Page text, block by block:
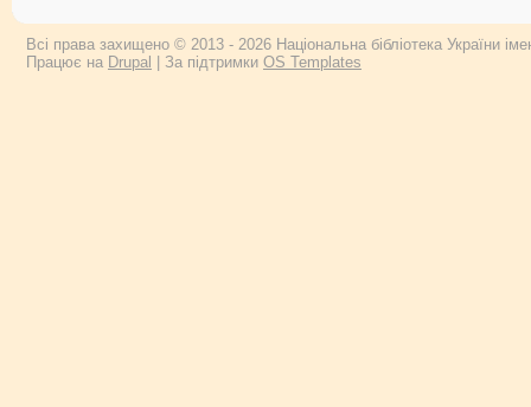
Всі права захищено © 2013 - 2026 Національна бібліотека України
Працює на Drupal | За підтримки OS Templates